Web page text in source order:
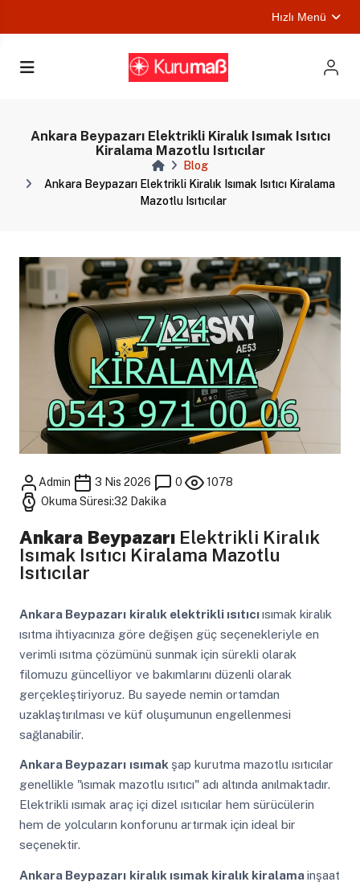
Hızlı Menü
Ankara Beypazarı Elektrikli Kiralık Isımak Isıtıcı
Kiralama Mazotlu Isıtıcılar
Blog
Ankara Beypazarı Elektrikli Kiralık Isımak Isıtıcı Kiralama
Mazotlu Isıtıcılar
Admin 3 Nis 2026 0
1078
Okuma Süresi:32 Dakika
Ankara BeypazarıElektrikli Kiralık
Isımak Isıtıcı Kiralama Mazotlu
Isıtıcılar
Ankara Beypazarı kiralık elektrikli ısıtıcıısımak kiralık
ısıtma ihtiyacınıza göre değişen güç seçenekleriyle en
verimli ısıtma çözümünü sunmak için sürekli olarak
filomuzu güncelliyor ve bakımlarını düzenli olarak
gerçekleştiriyoruz. Bu sayede nemin ortamdan
uzaklaştırılması ve küf oluşumunun engellenmesi
sağlanabilir.
Ankara Beypazarı ısımak şap kurutma mazotlu ısıtıcılar
genellikle "ısımak mazotlu ısıtıcı" adı altında anılmaktadır.
Elektrikli ısımak araç içi dizel ısıtıcılar hem sürücülerin
hem de yolcuların konforunu artırmak için ideal bir
seçenektir.
Ankara Beypazarı kiralık ısımak kiralık kiralamainşaat